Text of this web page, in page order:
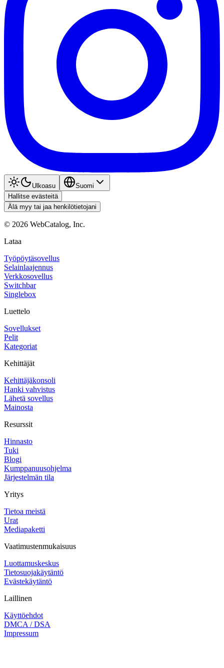
Ulkoasu
Suomi
Hallitse evästeitä
Älä myy tai jaa henkilötietojani
© 2026 WebCatalog, Inc.
Lataa
Työpöytäsovellus
Selainlaajennus
Verkkosovellus
Switchbar
Singlebox
Luettelo
Sovellukset
Pelit
Kategoriat
Kehittäjät
Kehittäjäkonsoli
Hanki vahvistus
Lähetä sovellus
Mainosta
Resurssit
Hinnasto
Tuki
Blogi
Kumppanuusohjelma
Järjestelmän tila
Yritys
Tietoa meistä
Urat
Mediapaketti
Vaatimustenmukaisuus
Luottamuskeskus
Tietosuojakäytäntö
Evästekäytäntö
Laillinen
Käyttöehdot
DMCA / DSA
Impressum